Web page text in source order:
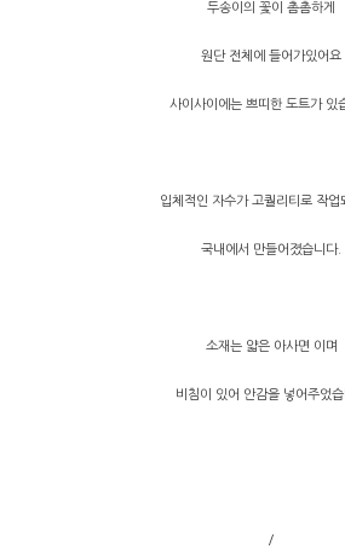
두송이의 꽃이 촘촘하게
원단 전체에 들어가있어요
사이사이에는 쁘띠한 도트가 있
입체적인 자수가 고퀄리티로 작업
국내에서 만들어졌습니다.
소재는 얇은 아사면 이며
비침이 있어 안감을 넣어주었
/